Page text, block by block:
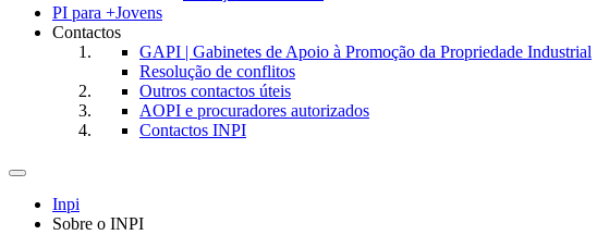
PI para +Jovens
Contactos
GAPI | Gabinetes de Apoio à Promoção da Propriedade Industrial
Resolução de conflitos
Outros contactos úteis
AOPI e procuradores autorizados
Contactos INPI
Toggle
navigation
Inpi
Sobre o INPI